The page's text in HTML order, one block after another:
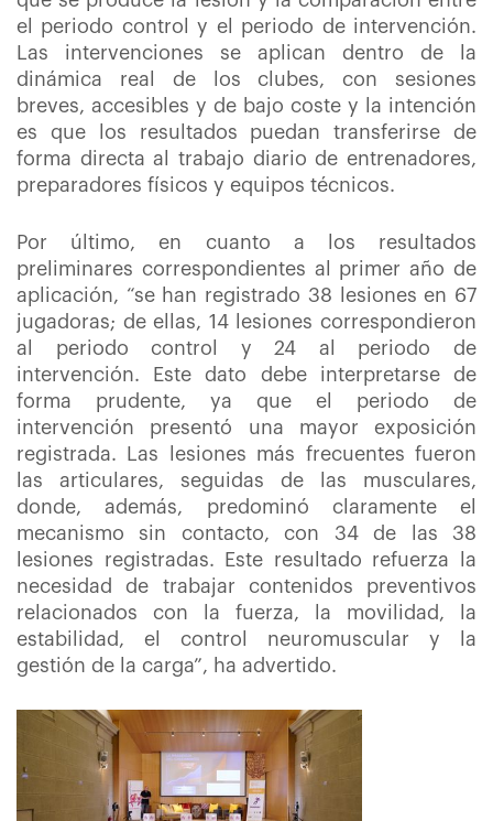
el periodo control y el periodo de intervención.
Las intervenciones se aplican dentro de la
dinámica real de los clubes, con sesiones
breves, accesibles y de bajo coste y la intención
es que los resultados puedan transferirse de
forma directa al trabajo diario de entrenadores,
preparadores físicos y equipos técnicos.
Por último, en cuanto a los resultados
preliminares correspondientes al primer año de
aplicación, “se han registrado 38 lesiones en 67
jugadoras; de ellas, 14 lesiones correspondieron
al periodo control y 24 al periodo de
intervención. Este dato debe interpretarse de
forma prudente, ya que el periodo de
intervención presentó una mayor exposición
registrada. Las lesiones más frecuentes fueron
las articulares, seguidas de las musculares,
donde, además, predominó claramente el
mecanismo sin contacto, con 34 de las 38
lesiones registradas. Este resultado refuerza la
necesidad de trabajar contenidos preventivos
relacionados con la fuerza, la movilidad, la
estabilidad, el control neuromuscular y la
gestión de la carga”, ha advertido.